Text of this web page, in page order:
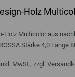
Holz
Holz Multicolor aus
Stärke 4,0 Länge
inkl. MwSt., zzgl.